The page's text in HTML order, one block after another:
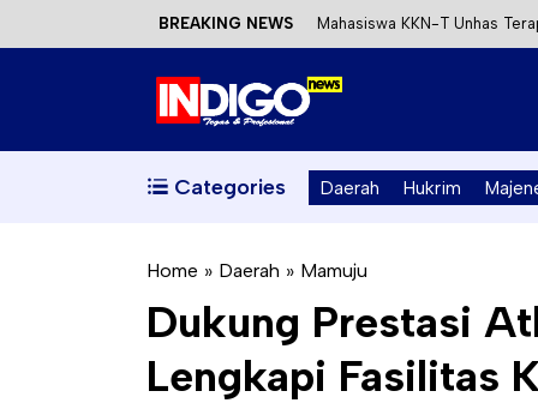
BREAKING NEWS Mahasiswa KKN-T Unhas
Satu DPO Pengeroyokan
Kecewa Kapolresta Absen,
Categories Daerah Hukrim
Home » Daerah » Mamuju
Dukung Prestasi
Lengkapi Fasilitas